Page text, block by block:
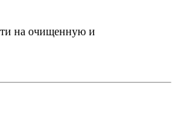
на очищенную и